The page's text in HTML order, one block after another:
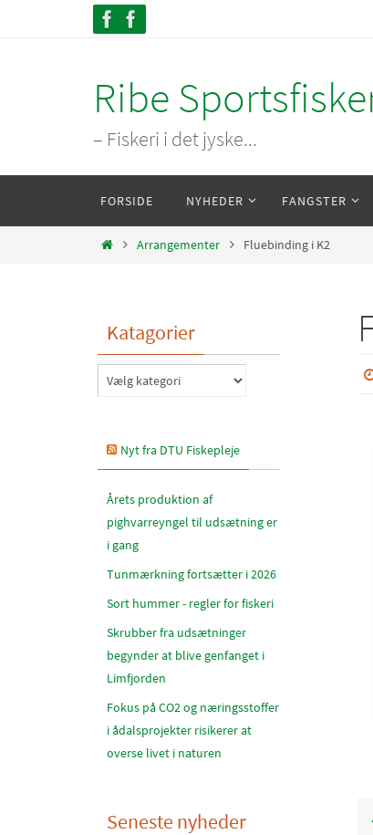
Ribe
– Fiskeri i det jyske...
content
FORSIDE NYHEDER FANGSTER
HomeArrangementer Fluebinding i K2
Katagorier
Katagorier
Nyt fra DTU Fiskepleje
Årets produktion af
pighvarreyngel til udsætning er
i gang
Tunmærkning fortsætter i 2026
Sort hummer - regler for fiskeri
Skrubber fra udsætninger
begynder at blive genfanget i
Limfjorden
Fokus på CO2 og næringsstoffer
i ådalsprojekter risikerer at
overse livet i naturen
Seneste nyheder